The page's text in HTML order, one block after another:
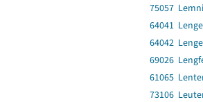
75057
64041
64042
69026
61065
73106